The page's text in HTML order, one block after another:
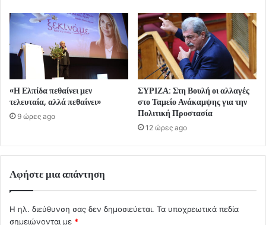
«Η Ελπίδα πεθαίνει μεν
τελευταία, αλλά πεθαίνει»
9 ώρες ago
ΣΥΡΙΖΑ: Στη Βουλή οι αλλαγές
στο Ταμείο Ανάκαμψης για την
Πολιτική Προστασία
12 ώρες ago
Αφήστε μια απάντηση
Η ηλ. διεύθυνση σας δεν δημοσιεύεται. Τα υποχρεωτικά πεδία
σημειώνονται με *